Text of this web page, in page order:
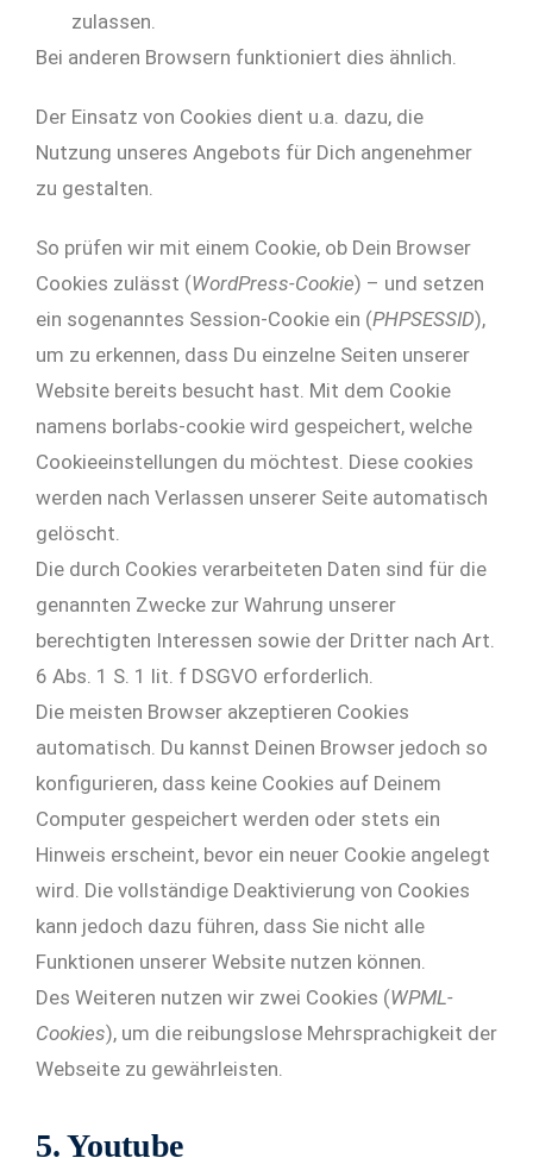
zulassen.
Bei anderen Browsern funktioniert dies ähnlich.
Der Einsatz von Cookies dient u.a. dazu, die
Nutzung unseres Angebots für Dich angenehmer
zu gestalten.
So prüfen wir mit einem Cookie, ob Dein Browser
Cookies zulässt (WordPress-Cookie) – und setzen
ein sogenanntes Session-Cookie ein (PHPSESSID),
um zu erkennen, dass Du einzelne Seiten unserer
Website bereits besucht hast. Mit dem Cookie
namens borlabs-cookie wird gespeichert, welche
Cookieeinstellungen du möchtest. Diese cookies
werden nach Verlassen unserer Seite automatisch
gelöscht.
Die durch Cookies verarbeiteten Daten sind für die
genannten Zwecke zur Wahrung unserer
berechtigten Interessen sowie der Dritter nach Art.
6 Abs. 1 S. 1 lit. f DSGVO erforderlich.
Die meisten Browser akzeptieren Cookies
automatisch. Du kannst Deinen Browser jedoch so
konfigurieren, dass keine Cookies auf Deinem
Computer gespeichert werden oder stets ein
Hinweis erscheint, bevor ein neuer Cookie angelegt
wird. Die vollständige Deaktivierung von Cookies
kann jedoch dazu führen, dass Sie nicht alle
Funktionen unserer Website nutzen können.
Des Weiteren nutzen wir zwei Cookies (WPML-
Cookies), um die reibungslose Mehrsprachigkeit der
Webseite zu gewährleisten.
5. Youtube